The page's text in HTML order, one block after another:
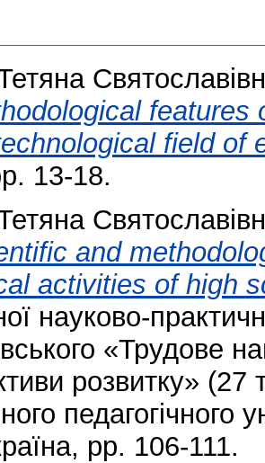
features
field of
13-18.
and
activities of high
науково-
«Трудове
розвитку»
педагогічного
pp. 106-111.